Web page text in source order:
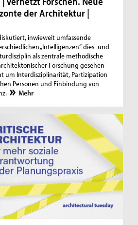
der Architektur |
inwieweit umfassende
„Intelligenzen“ dies- und
als zentrale methodische
Forschung gesehen
um Interdisziplinarität, Partizipation
Personen und Einbindung von
Mehr